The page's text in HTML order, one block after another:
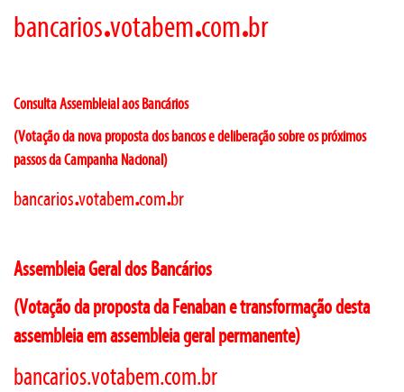
bancarios.votabem.com.br
Consulta Assembleial aos Bancários
(Votação da nova proposta dos bancos e deliberação sobre os próximos
passos da Campanha Nacional)
bancarios.votabem.com.br
Assembleia Geral dos Bancários
(Votação da proposta da Fenaban e transformação desta
assembleia em assembleia geral permanente)
bancarios.votabem.com.br